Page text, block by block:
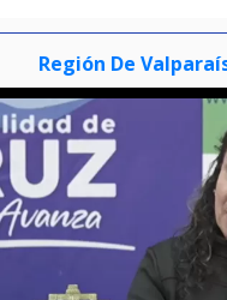
Región De